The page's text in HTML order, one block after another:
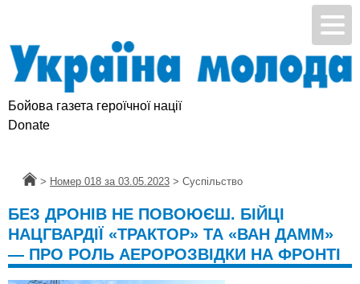
Бойова газета героїчної нації
Donate
Головна
> Номер 018 за 03.05.2023 > Суспільство
БЕЗ ДРОНІВ НЕ ПОВОЮЄШ. БІЙЦІ
НАЦГВАРДІЇ «ТРАКТОР» ТА «ВАН ДАММ»
— ПРО РОЛЬ АЕРОРОЗВІДКИ НА ФРОНТІ